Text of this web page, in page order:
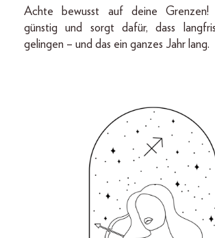
Achte bewusst auf deine
günstig und sorgt dafür, dass
gelingen – und das ein ganzes Jahr lang.